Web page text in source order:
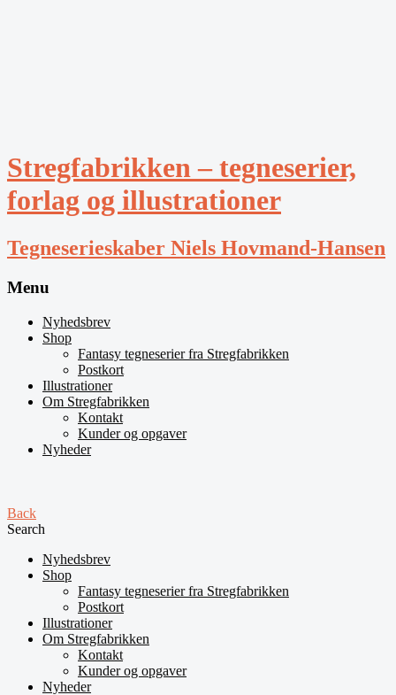
Stregfabrikken – tegneserier,
forlag og illustrationer
Tegneserieskaber Niels Hovmand-Hansen
Menu
Nyhedsbrev
Shop
Fantasy tegneserier fra Stregfabrikken
Postkort
Illustrationer
Om Stregfabrikken
Kontakt
Kunder og opgaver
Nyheder
Back
Search
Nyhedsbrev
Shop
Fantasy tegneserier fra Stregfabrikken
Postkort
Illustrationer
Om Stregfabrikken
Kontakt
Kunder og opgaver
Nyheder